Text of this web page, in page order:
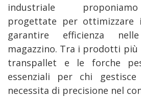
industriale
progettate per ottimizzare
garantire efficienza
magazzino. Tra i prodotti
transpallet e le forche
essenziali per chi
necessita di precisione nel